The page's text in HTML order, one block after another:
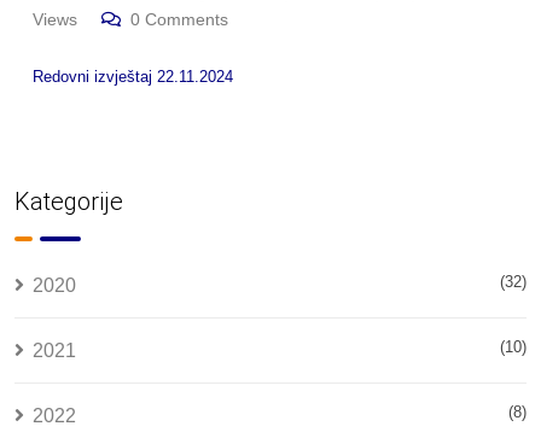
Views
0 Comments
Redovni izvještaj 22.11.2024
Kategorije
2020 (32)
2021 (10)
2022 (8)